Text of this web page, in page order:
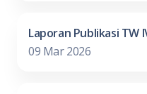
Laporan Publikasi TW
09 Mar 2026